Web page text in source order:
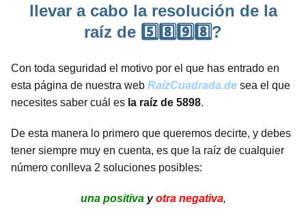
llevar a cabo la resolución de la
raíz de 5️⃣8️⃣9️⃣8️⃣?
Con toda seguridad el motivo por el que has entrado en
esta página de nuestra web RaízCuadrada.de sea el que
necesites saber cuál es la raíz de 5898.
De esta manera lo primero que queremos decirte, y debes
tener siempre muy en cuenta, es que la raíz de cualquier
número conlleva 2 soluciones posibles:
una positivayotra negativa,